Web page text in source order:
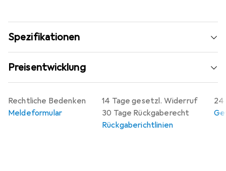
Breite: 65,5 mm
Höhe: 65,5 mm
Betriebstemperatur min: -20 °C
Spezifikationen
Preisentwicklung
14 Tage gesetzl. Widerruf
30 Tage Rückgaberecht
Rückgaberichtlinien
24
Rechtliche Bedenken
Meldeformular